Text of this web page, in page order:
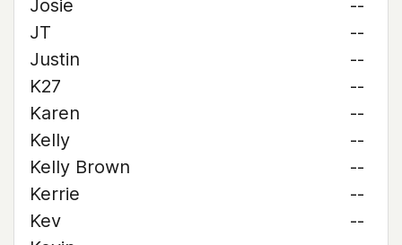
Josie
--
JT
--
Justin
--
K27
--
Karen
--
Kelly
--
Kelly Brown
--
Kerrie
--
Kev
--